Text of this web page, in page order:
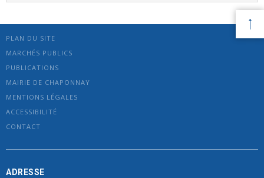
PLAN DU SITE
MARCHÉS PUBLICS
PUBLICATIONS
MAIRIE DE CHAPONNAY
MENTIONS LÉGALES
ACCESSIBILITÉ
CONTACT
ADRESSE